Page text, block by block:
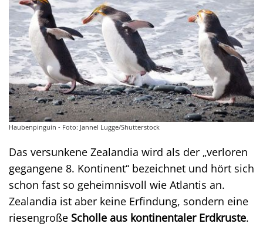
Haubenpinguin - Foto: Jannel Lugge/Shutterstock
Das versunkene Zealandia wird als der „verloren
gegangene 8. Kontinent“ bezeichnet und hört sich
schon fast so geheimnisvoll wie Atlantis an.
Zealandia ist aber keine Erfindung, sondern eine
riesengroße Scholle aus kontinentaler Erdkruste.